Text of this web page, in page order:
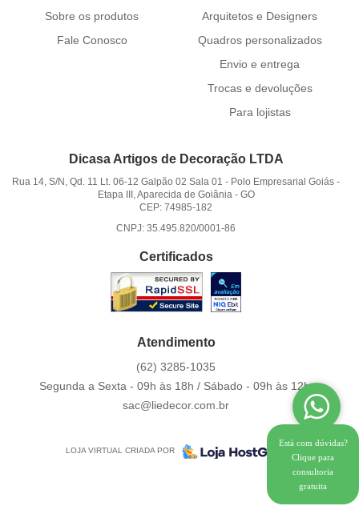
Sobre os produtos
Fale Conosco
Arquitetos e Designers
Quadros personalizados
Envio e entrega
Trocas e devoluções
Para lojistas
Dicasa Artigos de Decoração LTDA
Rua 14, S/N, Qd. 11 Lt. 06-12 Galpão 02 Sala 01 - Polo Empresarial Goiás -
Etapa III, Aparecida de Goiânia- GO
CEP: 74985-182
CNPJ: 35.495.820/0001-86
Certificados
Atendimento
(62) 3285-1035
Segunda a Sexta - 09h às 18h / Sábado - 09h às 12h.
sac@liedecor.com.br
LOJA VIRTUAL CRIADA POR
Está com dúvidas?
Clique para
consultoria
gratuita